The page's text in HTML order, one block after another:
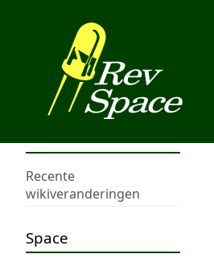
Recente
wikiveranderingen
Space